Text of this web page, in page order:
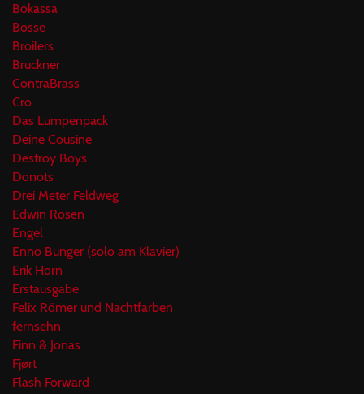
Bokassa
Bosse
Broilers
Bruckner
ContraBrass
Cro
Das Lumpenpack
Deine Cousine
Destroy Boys
Donots
Drei Meter Feldweg
Edwin Rosen
Engel
Enno Bunger (solo am Klavier)
Erik Horn
Erstausgabe
Felix Römer und Nachtfarben
fernsehn
Finn & Jonas
Fjørt
Flash Forward